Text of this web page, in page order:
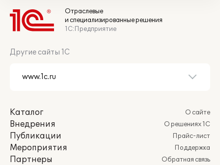
Отраслевые
и специализированные решения
1С:Предприятие
Другие сайты 1С
Каталог
Внедрения
Публикации
Мероприятия
Партнеры
О сайте
О решениях 1С
Прайс-лист
Поддержка
Обратная связь